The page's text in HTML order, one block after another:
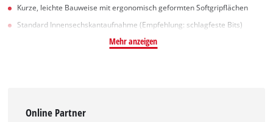
Kurze, leichte Bauweise mit ergonomisch geformten Softgripflächen
Standard Innensechskantaufnahme (Empfehlung: schlagfeste Bits)
Mehr anzeigen
Online Partner